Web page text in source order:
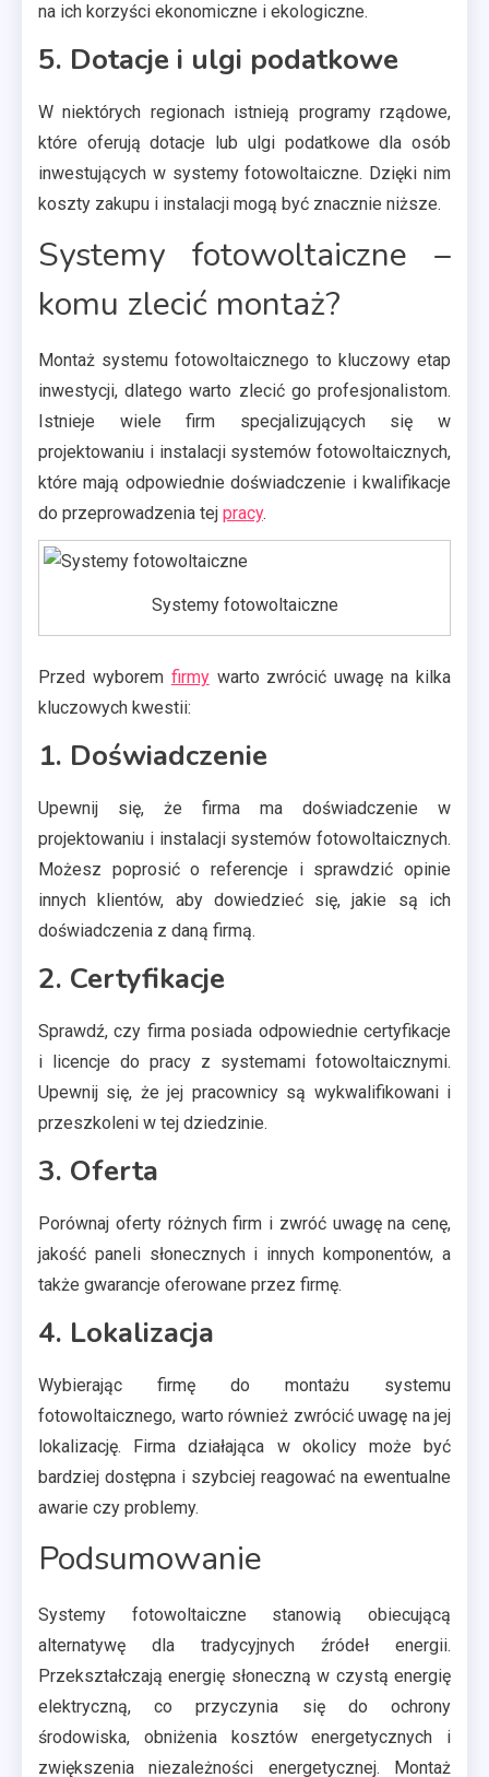
na ich korzyści ekonomiczne i ekologiczne.
5. Dotacje i ulgi podatkowe
W niektórych regionach istnieją programy rządowe,
które oferują dotacje lub ulgi podatkowe dla osób
inwestujących w systemy fotowoltaiczne. Dzięki nim
koszty zakupu i instalacji mogą być znacznie niższe.
Systemy fotowoltaiczne –
komu zlecić montaż?
Montaż systemu fotowoltaicznego to kluczowy etap
inwestycji, dlatego warto zlecić go profesjonalistom.
Istnieje wiele firm specjalizujących się w
projektowaniu i instalacji systemów fotowoltaicznych,
które mają odpowiednie doświadczenie i kwalifikacje
do przeprowadzenia tej pracy.
Systemy fotowoltaiczne
Przed wyborem firmywarto zwrócić uwagę na kilka
kluczowych kwestii:
1. Doświadczenie
Upewnij się, że firma ma doświadczenie w
projektowaniu i instalacji systemów fotowoltaicznych.
Możesz poprosić o referencje i sprawdzić opinie
innych klientów, aby dowiedzieć się, jakie są ich
doświadczenia z daną firmą.
2. Certyfikacje
Sprawdź, czy firma posiada odpowiednie certyfikacje
i licencje do pracy z systemami fotowoltaicznymi.
Upewnij się, że jej pracownicy są wykwalifikowani i
przeszkoleni w tej dziedzinie.
3. Oferta
Porównaj oferty różnych firm i zwróć uwagę na cenę,
jakość paneli słonecznych i innych komponentów, a
także gwarancje oferowane przez firmę.
4. Lokalizacja
Wybierając firmę do montażu systemu
fotowoltaicznego, warto również zwrócić uwagę na jej
lokalizację. Firma działająca w okolicy może być
bardziej dostępna i szybciej reagować na ewentualne
awarie czy problemy.
Podsumowanie
Systemy fotowoltaiczne stanowią obiecującą
alternatywę dla tradycyjnych źródeł energii.
Przekształczają energię słoneczną w czystą energię
elektryczną, co przyczynia się do ochrony
środowiska, obniżenia kosztów energetycznych i
zwiększenia niezależności energetycznej. Montaż